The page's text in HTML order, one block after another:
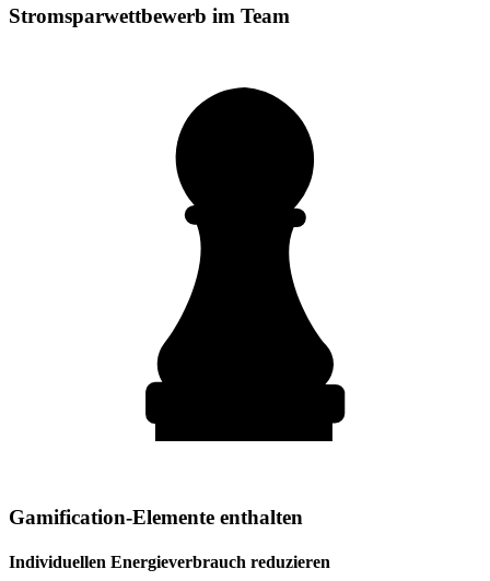
Stromsparwettbewerb im Team
Gamification-Elemente enthalten
Individuellen Energieverbrauch reduzieren